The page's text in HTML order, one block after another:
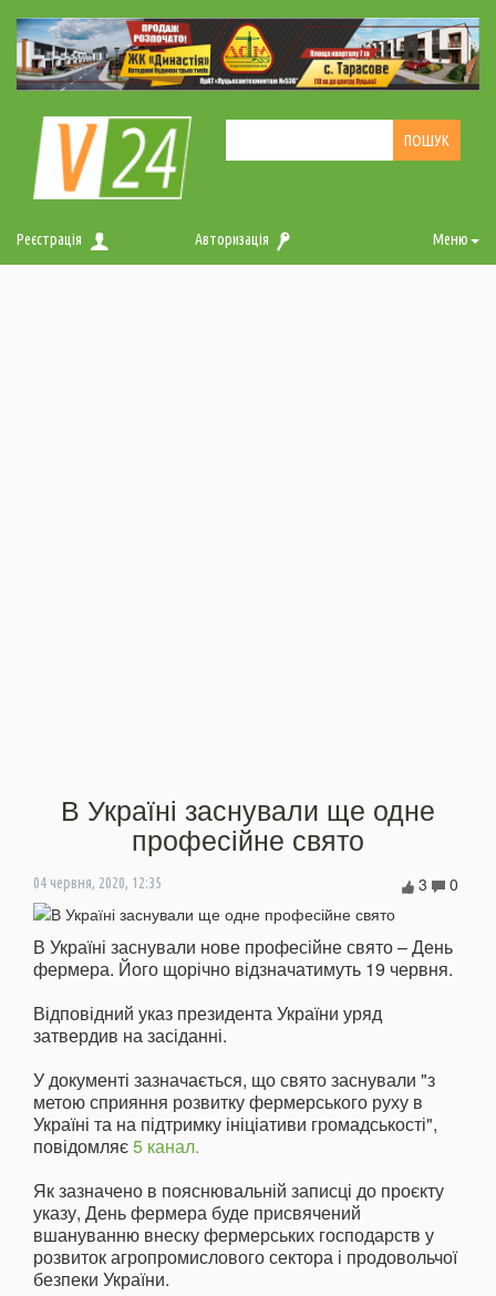
Реєстрація Авторизація Меню
В Україні заснували ще одне
професійне свято
04 червня, 2020, 12:35 0
3
В Україні заснували нове професійне свято – День
фермера. Його щорічно відзначатимуть 19 червня.
Відповідний указ президента України уряд
затвердив на засіданні.
У документі зазначається, що свято заснували "з
метою сприяння розвитку фермерського руху в
Україні та на підтримку ініціативи громадськості",
повідомляє5 канал.
Як зазначено в пояснювальній записці до проєкту
указу, День фермера буде присвячений
вшануванню внеску фермерських господарств у
розвиток агропромислового сектора і продовольчої
безпеки України.